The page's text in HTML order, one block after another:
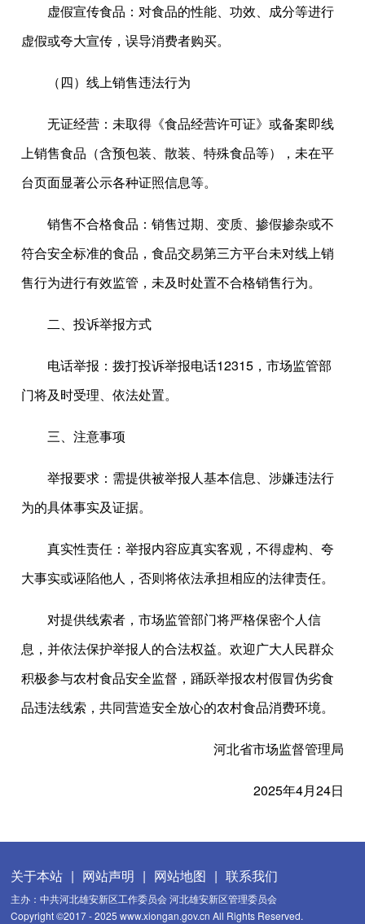
虚假宣传食品：对食品的性能、功效、成分等进行
虚假或夸大宣传，误导消费者购买。
（四）线上销售违法行为
无证经营：未取得《食品经营许可证》或备案即线
上销售食品（含预包装、散装、特殊食品等），未在平
台页面显著公示各种证照信息等。
销售不合格食品：销售过期、变质、掺假掺杂或不
符合安全标准的食品，食品交易第三方平台未对线上销
售行为进行有效监管，未及时处置不合格销售行为。
二、投诉举报方式
电话举报：拨打投诉举报电话12315，市场监管部
门将及时受理、依法处置。
三、注意事项
举报要求：需提供被举报人基本信息、涉嫌违法行
为的具体事实及证据。
真实性责任：举报内容应真实客观，不得虚构、夸
大事实或诬陷他人，否则将依法承担相应的法律责任。
对提供线索者，市场监管部门将严格保密个人信
息，并依法保护举报人的合法权益。欢迎广大人民群众
积极参与农村食品安全监督，踊跃举报农村假冒伪劣食
品违法线索，共同营造安全放心的农村食品消费环境。
河北省市场监督管理局
2025年4月24日
关于本站 | 网站声明 | 网站地图 | 联系我们
主办：中共河北雄安新区工作委员会 河北雄安新区管理委员会
Copyright ©2017 - 2025 www.xiongan.gov.cn All Rights Reserved.